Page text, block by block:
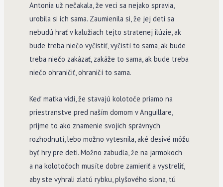
Antonia už nečakala, že veci sa nejako spravia,
urobila si ich sama. Zaumienila si, že jej deti sa
nebudú hrať v kalužiach tejto stratenej ilúzie, ak
bude treba niečo vyčistiť, vyčistí to sama, ak bude
treba niečo zakázať, zakáže to sama, ak bude treba
niečo ohraničiť, ohraničí to sama.
Keď matka vidí, že stavajú kolotoče priamo na
priestranstve pred naším domom v Anguillare,
prijme to ako znamenie svojich správnych
rozhodnutí, lebo možno vytesnila, aké desivé môžu
byť hry pre deti. Možno zabudla, že na jarmokoch
a na kolotočoch musíte dobre zamieriť a vystreliť,
aby ste vyhrali zlatú rybku, plyšového slona, tú